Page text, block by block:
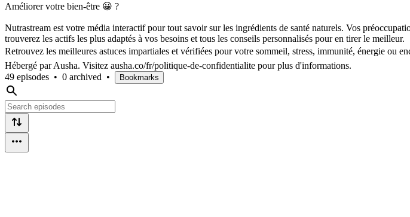
Améliorer votre bien-être 😀 ?
Nutrastream est votre média interactif pour tout savoir sur les ingrédients de santé naturels. Vos
trouverez les actifs les plus adaptés à vos besoins et tous les conseils personnalisés pour en tirer le meilleur.
Retrouvez les meilleures astuces impartiales et vérifiées pour votre sommeil, stress, immunité, énergie ou
Hébergé par Ausha. Visitez ausha.co/fr/politique-de-confidentialite pour plus d'informations.
49 episodes • 0 archived • Bookmarks